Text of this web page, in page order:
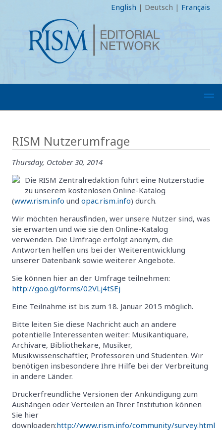
English | Deutsch | Français
RISM Nutzerumfrage
Thursday, October 30, 2014
Die RISM Zentralredaktion führt eine Nutzerstudie
zu unserem kostenlosen Online-Katalog
(www.rism.info und opac.rism.info) durch.
Wir möchten herausfinden, wer unsere Nutzer sind, was
sie erwarten und wie sie den Online-Katalog
verwenden. Die Umfrage erfolgt anonym, die
Antworten helfen uns bei der Weiterentwicklung
unserer Datenbank sowie weiterer Angebote.
Sie können hier an der Umfrage teilnehmen:
http://goo.gl/forms/02VLj4tSEj
Eine Teilnahme ist bis zum 18. Januar 2015 möglich.
Bitte leiten Sie diese Nachricht auch an andere
potentielle Interessenten weiter: Musikantiquare,
Archivare, Bibliothekare, Musiker,
Musikwissenschaftler, Professoren und Studenten. Wir
benötigen insbesondere Ihre Hilfe bei der Verbreitung
in andere Länder.
Druckerfreundliche Versionen der Ankündigung zum
Aushängen oder Verteilen an Ihrer Institution können
Sie hier
downloaden:http://www.rism.info/community/survey.html